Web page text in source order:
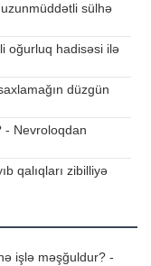
sülhə
oğurluq hadisəsi ilə
düzgün
- Nevroloqdan
qalıqları zibilliyə
işlə məşğuldur? -